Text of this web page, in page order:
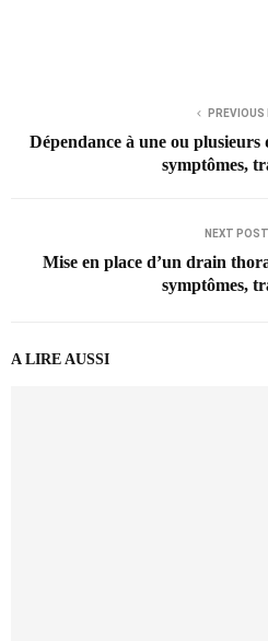
Dépendance à une ou
symptômes,
NEXT POST
Mise en place d’un drain
symptômes,
A LIRE AUSSI